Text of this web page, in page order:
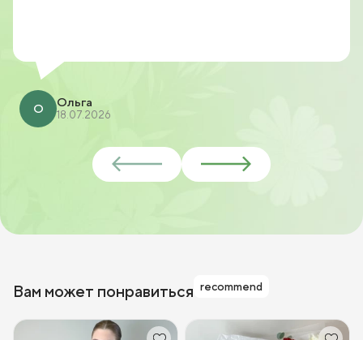
О Ольга
18.07.2026
Вам может понравиться recommend